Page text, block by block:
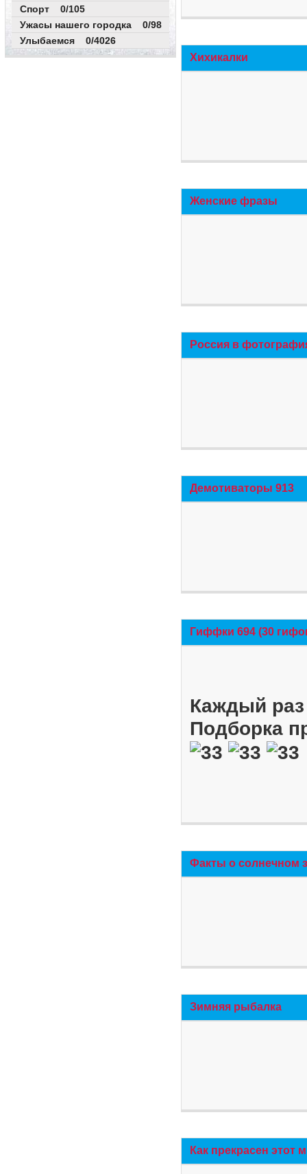
Спорт 0/105
Ужасы нашего городка 0/98
Улыбаемся 0/4026
Хихикалки
Женские фразы
Россия в
Демотиваторы 913
Гиффки 694 (30
Каждый
Подборка
Факты о солнечном
Зимняя рыбалка
Как прекрасен этот